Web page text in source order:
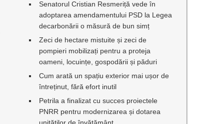
Senatorul Cristian Resmeriță vede în
adoptarea amendamentului PSD la Legea
decarbonării o măsură de bun simț
Zeci de hectare mistuite și zeci de
pompieri mobilizați pentru a proteja
oameni, locuințe, gospodării și păduri
Cum arată un spațiu exterior mai ușor de
întreținut, fără efort inutil
Petrila a finalizat cu succes proiectele
PNRR pentru modernizarea și dotarea